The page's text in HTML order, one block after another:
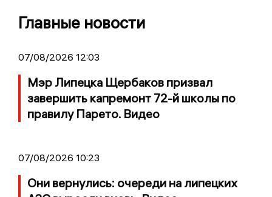
Главные новости
07/08/2026 12:03
Мэр Липецка Щербаков призвал
завершить капремонт 72-й школы по
правилу Парето. Видео
07/08/2026 10:23
Они вернулись: очереди на липецких